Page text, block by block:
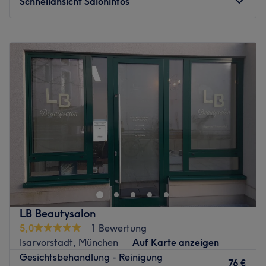
angebunden
Dienstag
Mittwoch
11:00–18:00
Donnerstag
Freitag
Samstag
–15:00
Sonntag
Bei Peach Skin in der Münchener Altstadt wird dir
professionelle Kosmetik auf höchstem Niveau geboten!
Dank Parkmöglichkeiten und der fußläufig entfernten S-
Bahn und U-Bahn-Station bist du schnell hier. Buche jetzt
deinen Wunschtermin und deine Wunschbehandlung
ganz einfach und bequem online auf Treatwell und freue
dich auf die effektiven Behandlungen.
Der sehr modern und elegant eingerichtete Salon heißt
LB Beautysalon
5,0
1 Bewertung
Isarvorstadt, München
Auf Karte anzeigen
Gesichtsbehandlung - Reinigung
76 €